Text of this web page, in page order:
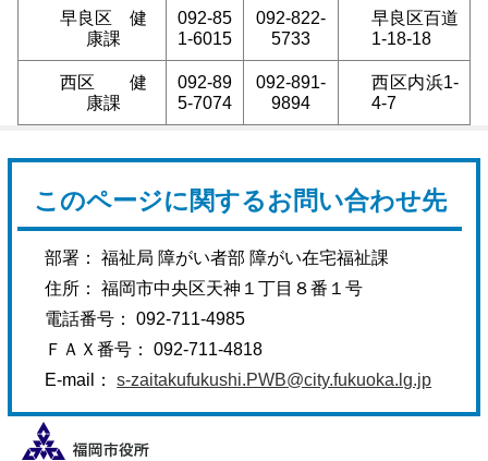
早良区 健
康課
092-85
1-6015
092-822-
5733
早良区百道
1-18-18
西区 健
康課
092-89
5-7074
092-891-
9894
西区内浜1-
4-7
このページに関するお問い合わせ先
部署： 福祉局 障がい者部 障がい在宅福祉課
住所： 福岡市中央区天神１丁目８番１号
電話番号： 092-711-4985
ＦＡＸ番号： 092-711-4818
E-mail：s-zaitakufukushi.PWB@city.fukuoka.lg.jp